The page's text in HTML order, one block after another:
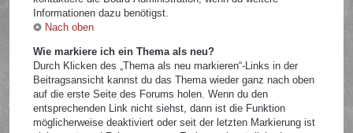
Informationen dazu benötigst.
Nach oben
Wie markiere ich ein Thema als neu?
Durch Klicken des „Thema als neu markieren“-Links in der
Beitragsansicht kannst du das Thema wieder ganz nach oben
auf die erste Seite des Forums holen. Wenn du den
entsprechenden Link nicht siehst, dann ist die Funktion
möglicherweise deaktiviert oder seit der letzten Markierung ist